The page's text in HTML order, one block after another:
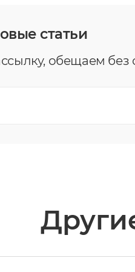
статьи
обещаем без